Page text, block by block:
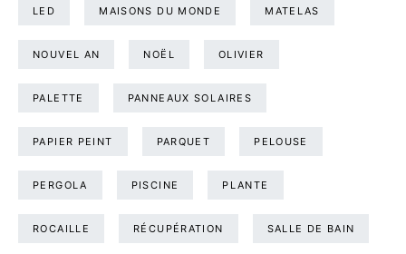
LED MAISONS DU MONDE MATELAS
NOUVEL AN NOËL OLIVIER
PALETTE PANNEAUX SOLAIRES
PAPIER PEINT PARQUET PELOUSE
PERGOLA PISCINE PLANTE
ROCAILLE RÉCUPÉRATION SALLE DE BAIN